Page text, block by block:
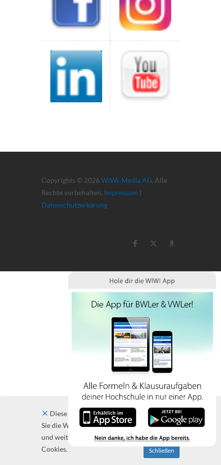
Copyrights © 2026 WiWi-Media AG. Alle
Rechte vorbehalten. Impressum |
Datenschutzerkärung
Diese Website verwendet Cookies. Indem
Sie die Website und ihre Angebote nutzen
und weiter navigieren, akzeptieren Sie diese
Cookies.
Schließen